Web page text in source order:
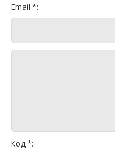
Email *:
Код *: